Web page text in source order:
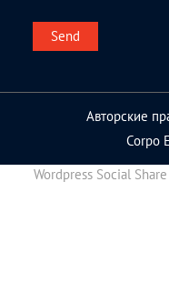
Авторские
Corpo
Wordpress Social